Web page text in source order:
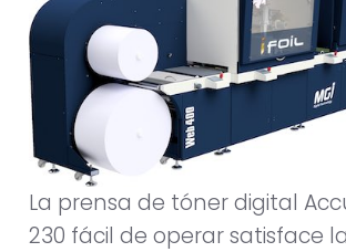
La prensa de tóner digital
230 fácil de operar satisface